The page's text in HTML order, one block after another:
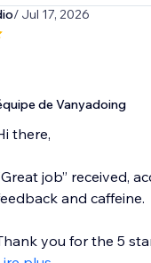
/ Jul 17, 2026
de Vanyadoing
there,
job” received,
and caffeine.
you for the 5